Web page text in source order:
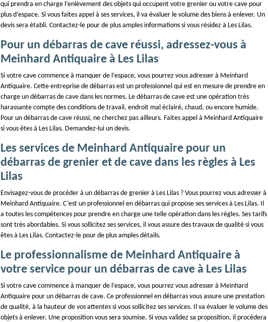
qui prendra en charge l’enlèvement des objets qui occupent votre grenier ou votre cave pour
plus d’espace. Si vous faites appel à ses services, il va évaluer le volume des biens à enlever. Un
devis sera établi. Contactez-le pour de plus amples informations si vous résidez à Les Lilas.
Pour un débarras de cave réussi, adressez-vous à
Meinhard Antiquaire à Les Lilas
Si votre cave commence à manquer de l’espace, vous pourrez vous adresser à Meinhard
Antiquaire. Cette entreprise de débarras est un professionnel qui est en mesure de prendre en
charge un débarras de cave dans les normes. Le débarras de cave est une opération très
harassante compte des conditions de travail, endroit mal éclairé, chaud, ou encore humide.
Pour un débarras de cave réussi, ne cherchez pas ailleurs. Faites appel à Meinhard Antiquaire
si vous êtes à Les Lilas. Demandez-lui un devis.
Les services de Meinhard Antiquaire pour un
débarras de grenier et de cave dans les règles à Les
Lilas
Envisagez-vous de procéder à un débarras de grenier à Les Lilas ? Vous pourrez vous adresser à
Meinhard Antiquaire. C’est un professionnel en débarras qui propose ses services à Les Lilas. Il
a toutes les compétences pour prendre en charge une telle opération dans les règles. Ses tarifs
sont très abordables. Si vous sollicitez ses services, il vous assure des travaux de qualité si vous
êtes à Les Lilas. Contactez-le pour de plus amples détails.
Le professionnalisme de Meinhard Antiquaire à
votre service pour un débarras de cave à Les Lilas
Si votre cave commence à manquer de l’espace, vous pourrez vous adresser à Meinhard
Antiquaire pour un débarras de cave. Ce professionnel en débarras vous assure une prestation
de qualité, à la hauteur de vos attentes si vous sollicitez ses services. Il va évaluer le volume des
objets à enlever. Une proposition vous sera soumise. Si vous validez sa proposition, il procédera